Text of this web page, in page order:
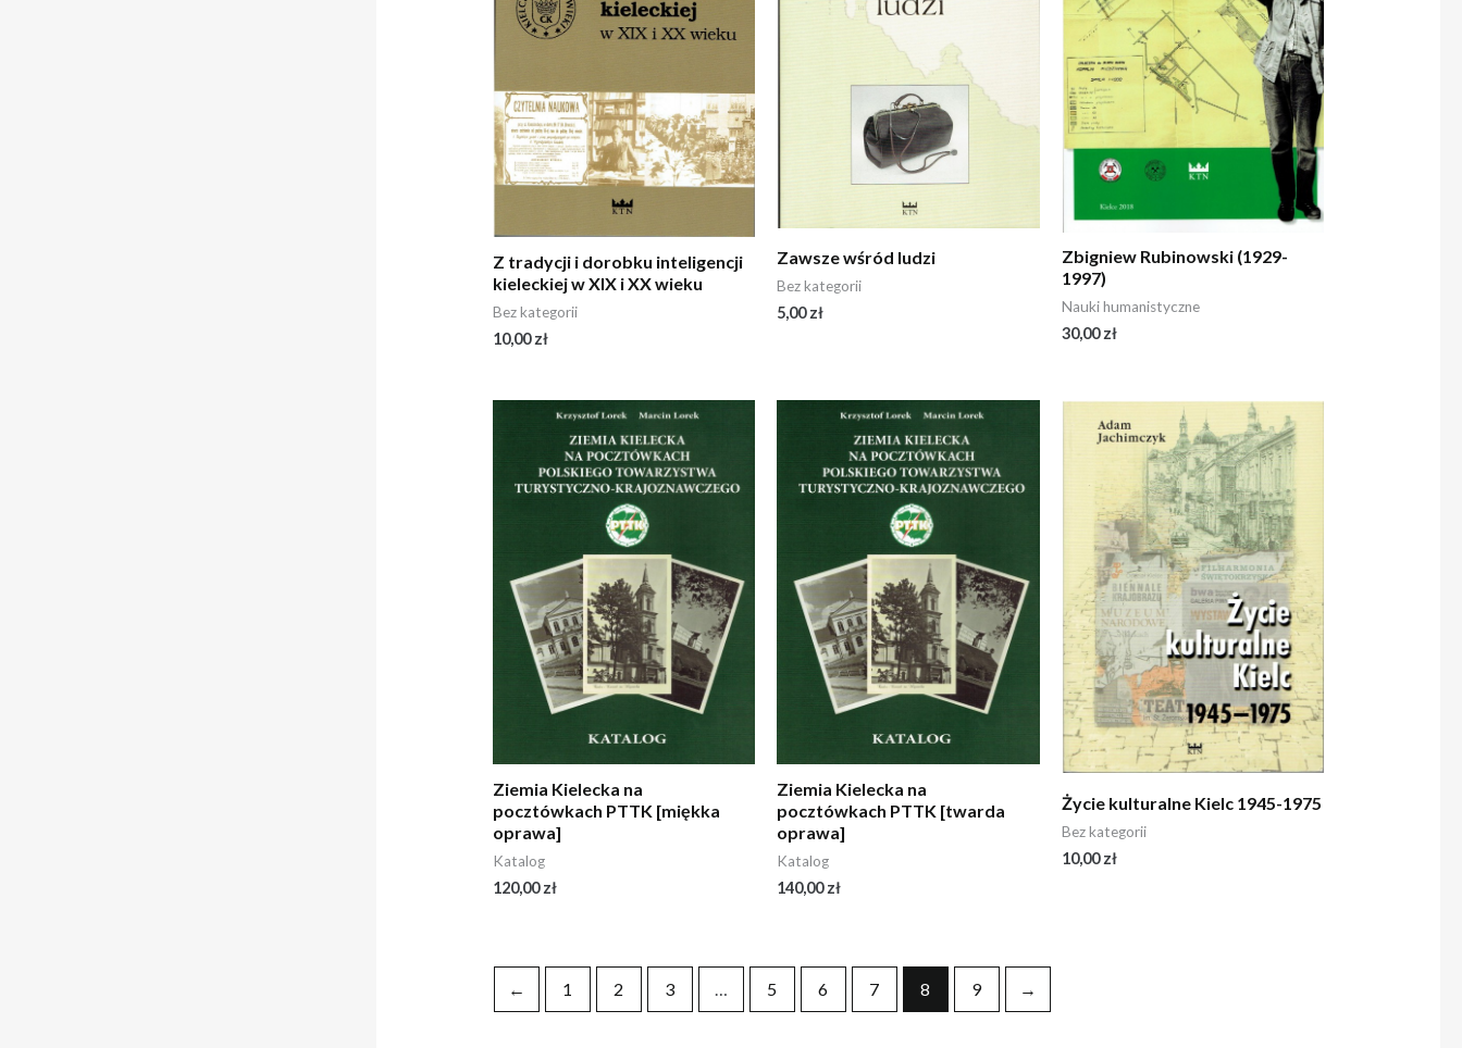
Z tradycji i dorobku inteligencji
kieleckiej w XIX i XX wieku
Bez kategorii
10,00zł
Zawsze wśród ludzi
Bez kategorii
5,00zł
Zbigniew Rubinowski (1929-
1997)
Nauki humanistyczne
30,00zł
Ziemia Kielecka na
pocztówkach PTTK [miękka
oprawa]
Katalog
120,00zł
Ziemia Kielecka na
pocztówkach PTTK [twarda
oprawa]
Katalog
140,00zł
Życie kulturalne Kielc 1945-1975
Bez kategorii
10,00zł
← 1 2 3 5 6 7 8 9 →